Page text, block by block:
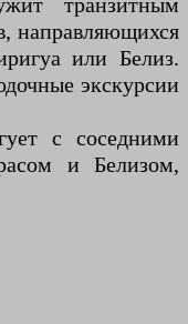
направляющихся
или Белиз.
экскурсии
с соседними
и Белизом,